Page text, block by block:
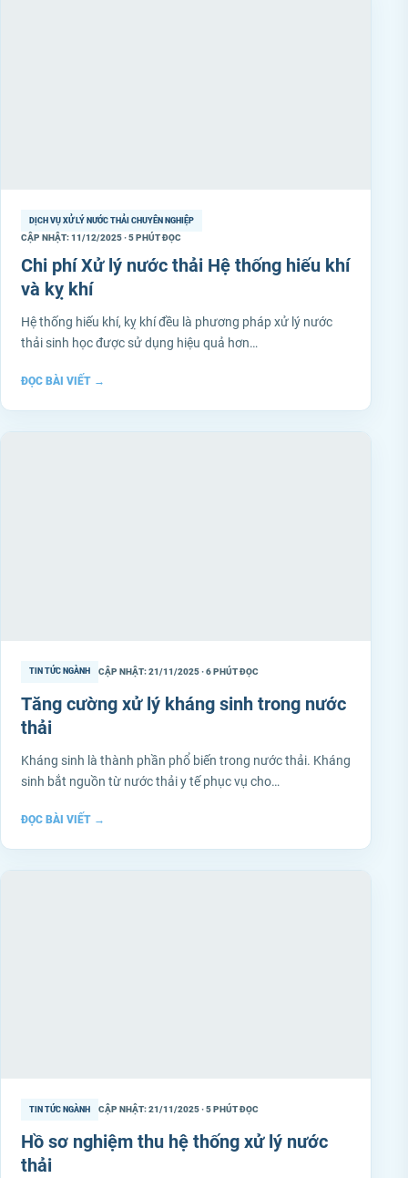
DỊCH VỤ XỬ LÝ NƯỚC THẢI CHUYÊN NGHIỆP
CẬP NHẬT: 11/12/2025 · 5 PHÚT ĐỌC
Chi phí Xử lý nước thải Hệ thống hiếu khí
và kỵ khí
Hệ thống hiếu khí, kỵ khí đều là phương pháp xử lý nước
thải sinh học được sử dụng hiệu quả hơn…
ĐỌC BÀI VIẾT →
TIN TỨC NGÀNH CẬP NHẬT: 21/11/2025 · 6 PHÚT ĐỌC
Tăng cường xử lý kháng sinh trong nước
thải
Kháng sinh là thành phần phổ biến trong nước thải. Kháng
sinh bắt nguồn từ nước thải y tế phục vụ cho…
ĐỌC BÀI VIẾT →
TIN TỨC NGÀNH CẬP NHẬT: 21/11/2025 · 5 PHÚT ĐỌC
Hồ sơ nghiệm thu hệ thống xử lý nước
thải